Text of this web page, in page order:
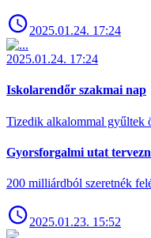
2025.01.24. 17:24
2025.01.24. 17:24
Iskolarendőr szakmai nap
Tizedik alkalommal gyűltek
Gyorsforgalmi utat
200 milliárdból szeretnék
2025.01.23. 15:52